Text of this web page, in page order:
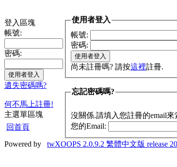
登入區塊
帳號:
密碼:
遺失密碼嗎?
何不馬上註冊!
主選單區塊
回首頁
使用者登入
帳號:
密碼:
尚未註冊嗎? 請按這裡註冊.
忘記密碼嗎?
沒關係.請填入您註冊的email來
您的Email:
Powered by twXOOPS 2.0.9.2 繁體中文版 release